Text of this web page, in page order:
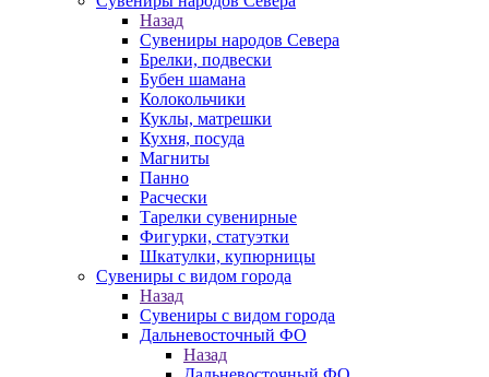
Назад
Сувениры народов Севера
Брелки, подвески
Бубен шамана
Колокольчики
Куклы, матрешки
Кухня, посуда
Магниты
Панно
Расчески
Тарелки сувенирные
Фигурки, статуэтки
Шкатулки, купюрницы
Сувениры с видом города
Назад
Сувениры с видом города
Дальневосточный ФО
Назад